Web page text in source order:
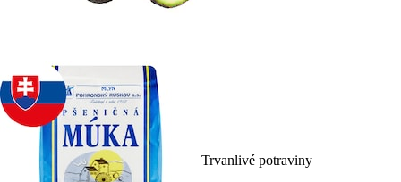
Trvanlivé potraviny